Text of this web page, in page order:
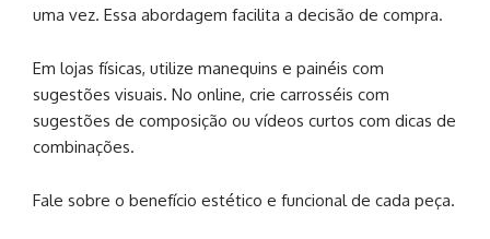
uma vez. Essa abordagem facilita a decisão de compra.
Em lojas físicas, utilize manequins e painéis com
sugestões visuais. No online, crie carrosséis com
sugestões de composição ou vídeos curtos com dicas de
combinações.
Fale sobre o benefício estético e funcional de cada peça.